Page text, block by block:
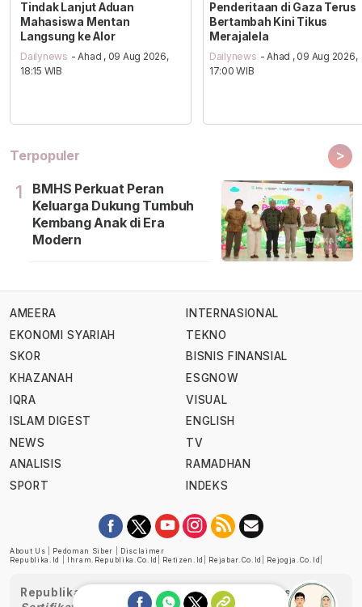
Tindak Lanjut Aduan
Mahasiswa Mentan
Langsung ke Alor
Dailynews - Ahad , 09 Aug 2026,
18:15 WIB
Penderitaan di Gaza Terus
Bertambah Kini Tikus
Merajalela
Dailynews - Ahad , 09 Aug 2026,
17:00 WIB
Terpopuler >
1
BMHS Perkuat Peran
Keluarga Dukung Tumbuh
Kembang Anak di Era
Modern
AMEERA
EKONOMI SYARIAH
SKOR
KHAZANAH
IQRA
ISLAM DIGEST
NEWS
ANALISIS
SPORT
INTERNASIONAL
TEKNO
BISNIS FINANSIAL
ESGNOW
VISUAL
ENGLISH
TV
RAMADHAN
INDEKS
About Us Pedoman Siber
Disclaimer
Republika.id
Ihram.republika.co.id Retizen.id Rejabar.co.id Rejogja.co.id
Republika telah diverifikasi oleh Dewan Pers